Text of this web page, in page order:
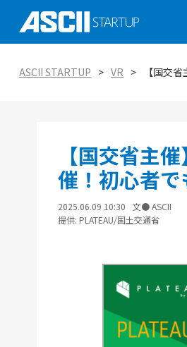
ASCII
タートア
社会実装
オープン
ASCII STARTUP VR 【国交
【国交省主
催！初心者
2025.06.09 10:30
文● ASCII
提供: PLATEAU/国土交通省